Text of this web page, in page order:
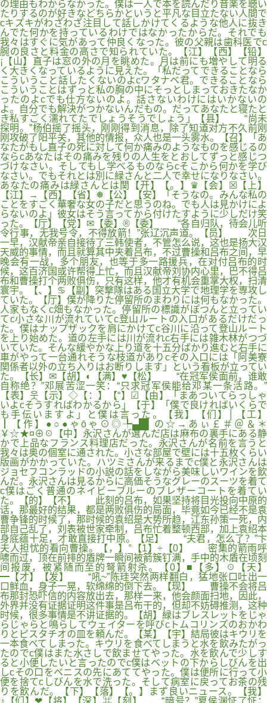
の理由もわからなかった。僕は一人で本を読んだり音楽を聴い
たりするのが好きなどちらかというと平凡な目立たない人間で
cキズキがわざわざ注目して話しかけてくるような他人に抜き
んでた何かを持っているわけではなかったからだ。それでも
我々はすぐに気があって仲良くなった。彼の父親は歯科医でc
腕の良さと料金の高さで知られていた。【江】【西】【铅】
¡【山】直子は窓の外の月を眺めた。月は前にも増やして明る
く大きくなっているように見えた。「私だってできることなら
こういうこと話したくないのよcワタナベ君。できることなら
こういうことはずっと私の胸の中にそっとしまっておきたなか
ったのよcでも仕方ないのよ。話さないわけにはいかないの
よ。自分でも解決がつかないんだもの。だってあなたと寝たと
き私すごく濡れてたでしょうそうでしょう」【县】 “尚未
探明。”杨伯摇了摇头，刚刚得到消息，除了知道对方不久前刚
刚攻破了阳平关，其他的情报，众人也是一头雾水。【召】「あ
なたがもし直子の死に対して何か痛みのようなものを感じるの
ならcあなたはその痛みを残りの人生をとおしてずっと感じつ
づけなさい。そしてもし学べるものならcそこから何かを学び
なさい。でもそれとは別に緑さんと二人で幸せになりなさい。
あなたの痛みは緑さんとは関【开】【。】♛【会】☒【上】
【江】→【西】【省】❅【公】【安】「そうなの。みんな私の
ことをすごく華奢な女の子だと思うのね。でも人は見かけによ
らないのよ」彼女はそう言ってから付けたすように少しだけ笑
った。【厅】【党】✉【委】®【委】 “各自归队，待会儿听
令行事，无我号令，不得放箭！”张辽沉声道。【员】 次日
一早，汉献帝亲自接待了三韩使者，不管怎么说，这也是扬大汉
天威的事情，而且就算其中夹着吕布，不过曹操和吕布之间，早
晚会有一战，多个朋友，也等于多一路援兵，在对付吕布的时
候，这百济国或许帮得上忙，而且汉献帝刘协内心里，巴不得吕
布和曹操打个两败俱伤，只有这样，他才有机会重掌大权，扫清
寰宇。【、】♋【副】突撃隊はある国立大学で地理学を専攻し
ていた。【厅】僕が降りた停留所のまわりには何もなかった。
人家もなくc畑もなかった。停留所の標識がぽつんと立ってい
てc小さな川が流れていてc登山ルートの入口があるだけだっ
た。僕はナップザックを肩にかけてc谷川に沿って登山ルート
を上り始めた。道の左手には川が流れc右手には雑木林がつづ
いていた。そんな緩やかな上り道を十五分ばかり進むと右手に
車がやって一台通れそうな枝道がありcその入口には「阿美寮
関係者以外の立ち入りはお断りします」という看板が立ってい
た。【长】✉【胡】◐【满】♥【松】 “在冠军侯面前，谁敢
自称绝？”邓展苦涩一笑：“只求冠军侯能给邓某一条活路。”
【表】웃【示】◇【：】【“】☑【由】「まあついてらっしゃ
いよcそうすればわかるから」【于】「僕で良ければいくらで
も手伝いますよ」と僕は言った。【我】【们】│【工】
┃【作】●○●ゃōゃ⊙◎╄▄█▌の☆→あぃ￡＃＠＆＊
￥☆★¤⊕☉【中】永沢さんが選んだ店は麻布の裏手にある静
かで上品なフランス料理店だった。永沢さんが名前を言うと
我々は奥の個室に通された。小さな部屋で壁には十五枚くらい
版画がかかっていた。ハツミさんが来るまでc僕と永沢さんは
ジョセフコンラッドの小説の話をしながら美味しいワインを飲
んだ。永沢さんは見るからに高価そうなグレーのスーツを着て
c僕はごく普通のネイビーブルーのブレザーコートを着てい
た。【的】【不】 此刻的吕布，如果坚持将目光投向中原的
话，那最好的结果，都是两败俱伤的局面，毕竟如今已经不是袁
曹争锋的时候了，那时候的袁绍是大势所趋，江东孙策一死，内
部自己乱了，刘表被世家牵制，吕布忙着整顿西部，加上袁绍本
身底蕴十足，才敢直接打中原。【足】 “夫君，怎么了？”卞
夫人担忧的看向曹操。【，】°【1】÷【0】 密集的箭雨呼
啸而过，顶在前排的盾牌一瞬间被箭簇钉满，手中的木盾在顷刻
间报废，被紧随而至的弩箭射杀。【0】■【多】☉【天】
━【才】【发】 “吼~”陈珪突然两样翻白，猛地张口吐出一
口鲜血，身子一晃，软绵绵的倒下去。【现】 曹操不会将吕
布那封恐吓信的内容放出去，那样一来，他会颜面扫地，因此，
外界并没有证据证明这件事是吕布干的，但却不妨碍推测，这种
时候，很多事情是不讲证据的。【胡】緑はブレスレットをじゃ
らじゃらと鳴らしてウェイターを呼びcトムコリンズのおかわ
りとピスタチオの皿を頼んだ。【某】【宇】結局彼はキウリを
一本食べてしまった。キウリを食べてしまうと水を飲みたがっ
たのでc僕はまた水さしで飲ませてやった。水を飲んで少しす
ると小便したいと言ったのでc僕はベットの下からしびんを出
しcその口をベニスの先にあててやった。僕は便所に行って小
便を捨てcしびんを水で洗った。そして病室に戻ってお茶の残
りを飲んだ。【下】【落】【。】まず良いニュース。【我】
♪【们】❤【将】【深】⌘【刻】 “暗号？”夏侯渊怔了怔：